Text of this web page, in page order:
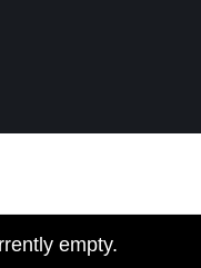
empty.